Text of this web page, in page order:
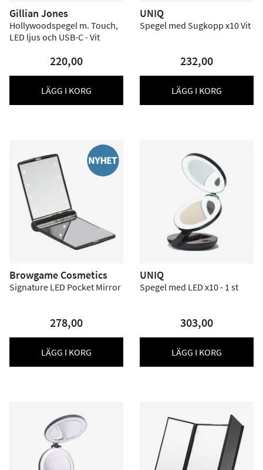
Gillian Jones
Hollywoodspegel m. Touch,
LED ljus och USB-C - Vit
220,00
LÄGG I KORG
UNIQ
Spegel med Sugkopp x10 Vit
232,00
LÄGG I KORG
Browgame Cosmetics
Signature LED Pocket Mirror
278,00
LÄGG I KORG
UNIQ
Spegel med LED x10 - 1 st
303,00
LÄGG I KORG